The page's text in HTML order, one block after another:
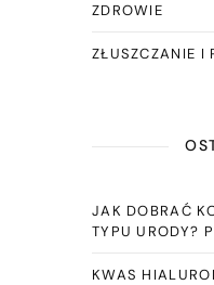
ZDROWIE
ZŁUSZCZANIE I
JAK DOBRAĆ
TYPU URODY?
KWAS